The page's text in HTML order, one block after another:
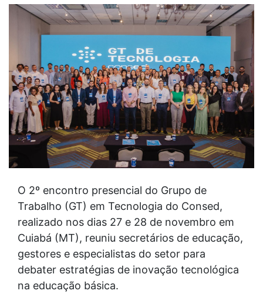
O 2º encontro presencial do Grupo de
Trabalho (GT) em Tecnologia do Consed,
realizado nos dias 27 e 28 de novembro em
Cuiabá (MT), reuniu secretários de educação,
gestores e especialistas do setor para
debater estratégias de inovação tecnológica
na educação básica.